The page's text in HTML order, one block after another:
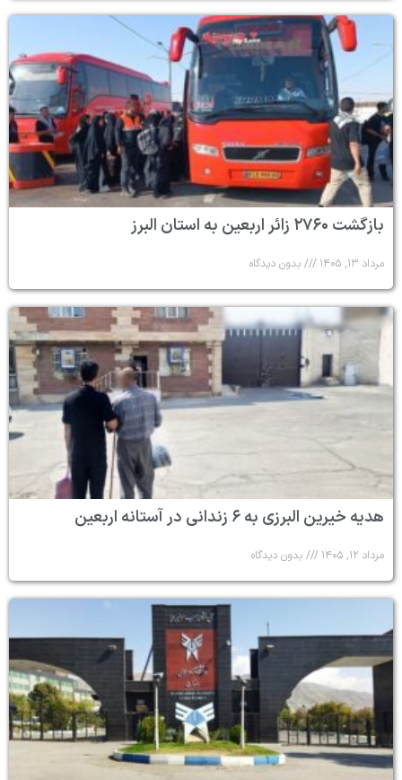
بازگشت ۲۷۶۰ زائر اربعین به استان البرز
مرداد ۱۳, ۱۴۰۵ بدون دیدگاه
هدیه خیرین البرزی به ۶ زندانی در آستانه اربعین
مرداد ۱۲, ۱۴۰۵ بدون دیدگاه